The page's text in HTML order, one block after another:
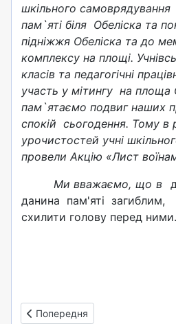
шкільного самоврядування
пам`яті біля Обеліска та
підніжжя Обеліска та до
комплексу на площі.
класів та педагогічні
участь у мітингу на
пам`ятаємо подвиг наших
спокій сьогодення. Тому в
урочистостей учні
провели Акцію «Лист
Ми вважаємо, що в
данина пам'яті
схилити голову перед
Попередня стаття: Виховуємо
Попередня